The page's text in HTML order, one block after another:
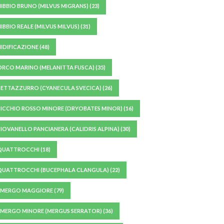
BRUNO (MILVUS MIGRANS) (23)
REALE (MILVUS MILVUS) (31)
(48)
MARINO (MELANITTA FUSCA) (35)
(CYANECULA SVECICA) (26)
ROSSO MINORE (DRYOBATES MINOR) (16)
PANCIANERA (CALIDRIS ALPINA) (30)
(18)
(BUCEPHALA CLANGULA) (22)
MAGGIORE(79)
MINORE (MERGUS SERRATOR) (36)